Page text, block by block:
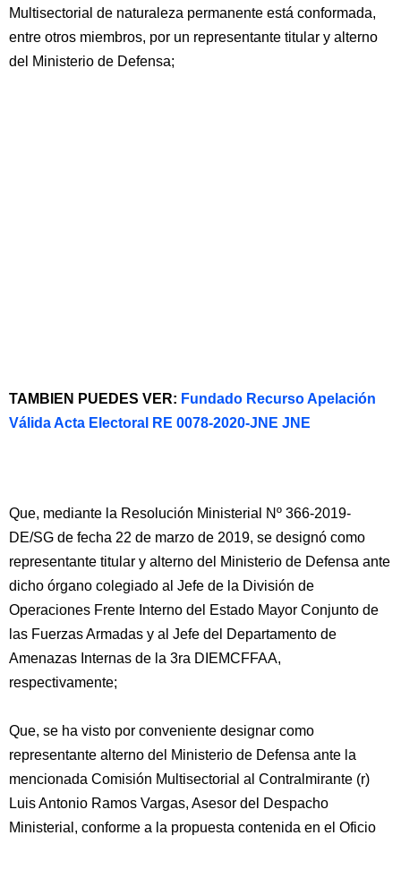
Multisectorial de naturaleza permanente está conformada,
entre otros miembros, por un representante titular y alterno
del Ministerio de Defensa;
TAMBIEN PUEDES VER: Fundado Recurso Apelación
Válida Acta Electoral RE 0078-2020-JNE JNE
Que, mediante la Resolución Ministerial Nº 366-2019-
DE/SG de fecha 22 de marzo de 2019, se designó como
representante titular y alterno del Ministerio de Defensa ante
dicho órgano colegiado al Jefe de la División de
Operaciones Frente Interno del Estado Mayor Conjunto de
las Fuerzas Armadas y al Jefe del Departamento de
Amenazas Internas de la 3ra DIEMCFFAA,
respectivamente;
Que, se ha visto por conveniente designar como
representante alterno del Ministerio de Defensa ante la
mencionada Comisión Multisectorial al Contralmirante (r)
Luis Antonio Ramos Vargas, Asesor del Despacho
Ministerial, conforme a la propuesta contenida en el Oficio